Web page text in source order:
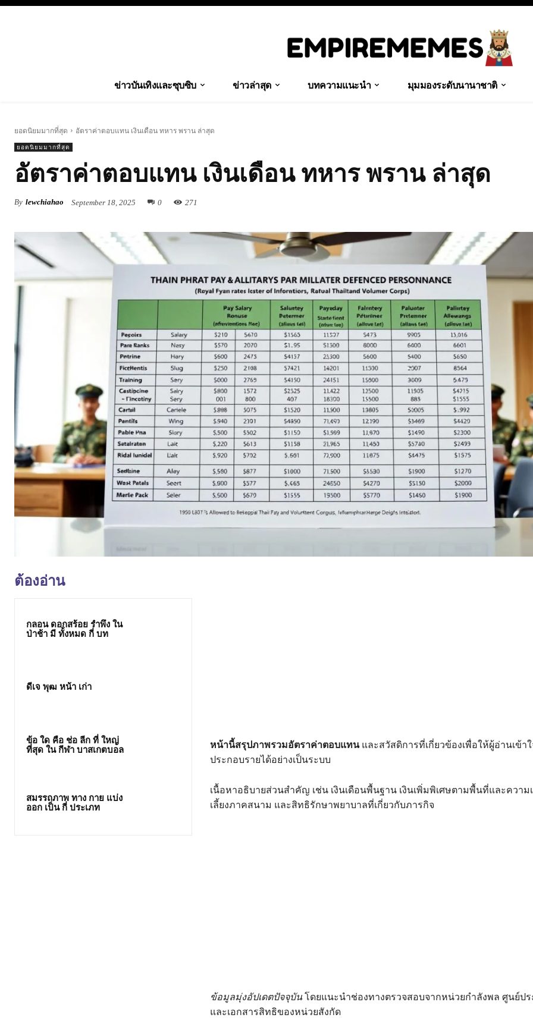
ข่าวบันเทิงและซุบซิบ ข่าวล่าสุด บทความแนะนำ มุมมองระดับนานาชาติ
ยอดนิยมมากที่สุด อัตราค่าตอบแทน เงินเดือน ทหาร พราน ล่าสุด
ยอดนิยมมากที่สุด
อัตราค่าตอบแทน เงินเดือน ทหาร พราน ล่าสุด
By lewchiahao September 18, 2025 0 271
ต้องอ่าน
กลอน ดอกสร้อย รำพึง ใน
ป่าช้า มี ทั้งหมด กี่ บท
ดีเจ พุฒ หน้า เก่า
ข้อ ใด คือ ช่อ ลีก ที่ ใหญ่
ที่สุด ใน กีฬา บาสเกตบอล
สมรรถภาพ ทาง กาย แบ่ง
ออก เป็น กี่ ประเภท
หน้านี้สรุปภาพรวมอัตราค่าตอบแทนและสวัสดิการที่เกี่ยวข้องเพื่อให้ผู้อ่านเข้า
ประกอบรายได้อย่างเป็นระบบ
เนื้อหาอธิบายส่วนสำคัญ เช่น เงินเดือนพื้นฐาน เงินเพิ่มพิเศษตามพื้นที่และความเ
เลี้ยงภาคสนาม และสิทธิรักษาพยาบาลที่เกี่ยวกับภารกิจ
ข้อมูลมุ่งอัปเดตปัจจุบันโดยแนะนำช่องทางตรวจสอบจากหน่วยกำลังพล ศูนย์ป
และเอกสารสิทธิของหน่วยสังกัด